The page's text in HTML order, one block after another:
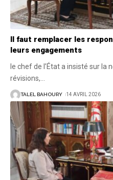
Il faut remplacer les
leurs engagements
le chef de l’État a insisté sur la
révisions,
TALEL BAHOURY 14 AVRIL 2026